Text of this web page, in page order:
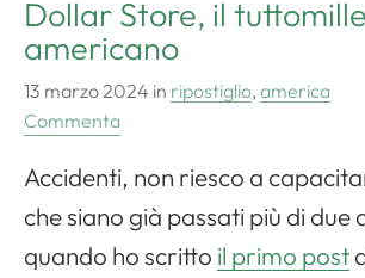
Dollar Store, il tuttomille
americano
13 marzo 2024 in ripostiglio, america
Commenta
Accidenti, non riesco a
che siano già passati più di due
quando ho scritto il primo post